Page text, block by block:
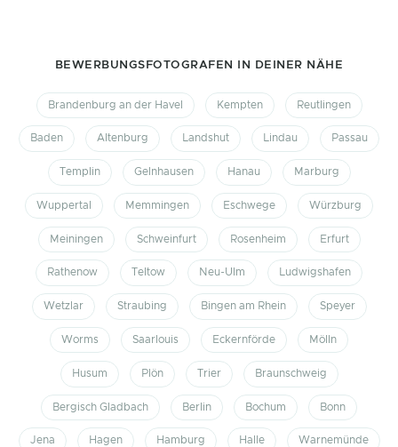
BEWERBUNGSFOTOGRAFEN IN DEINER NÄHE
Brandenburg an der Havel Kempten Reutlingen
Baden Altenburg Landshut Lindau Passau
Templin Gelnhausen Hanau Marburg
Wuppertal Memmingen Eschwege Würzburg
Meiningen Schweinfurt Rosenheim Erfurt
Rathenow Teltow Neu-Ulm Ludwigshafen
Wetzlar Straubing Bingen am Rhein Speyer
Worms Saarlouis Eckernförde Mölln
Husum Plön Trier Braunschweig
Bergisch Gladbach Berlin Bochum Bonn
Jena Hagen Hamburg Halle Warnemünde